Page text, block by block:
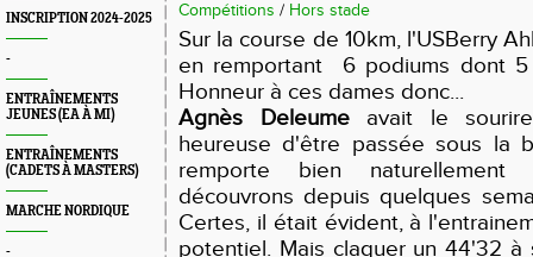
INSCRIPTION 2024-2025
-
ENTRAÎNEMENTS
JEUNES (EA À MI)
ENTRAÎNEMENTS
(CADETS À MASTERS)
MARCHE NORDIQUE
-
Compétitions / Hors stade
Sur la course de 10km, l'USBerry
en remportant 6 podiums dont 5
Honneur à ces dames donc...
Agnès Deleumeavait le
heureuse d'être passée sous la
remporte bien
découvrons depuis quelques
Certes, il était évident, à
potentiel. Mais claquer un 44'32 à